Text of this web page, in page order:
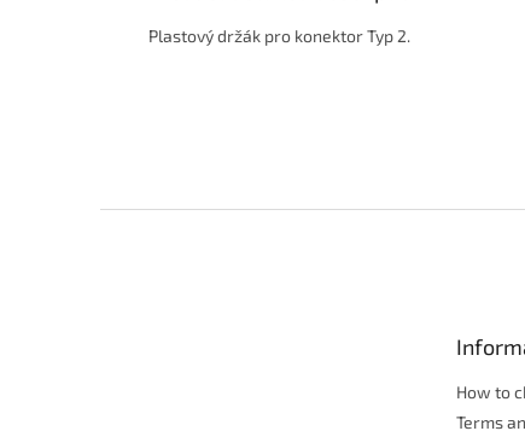
Plastový držák pro konektor Typ 2.
How to
Terms